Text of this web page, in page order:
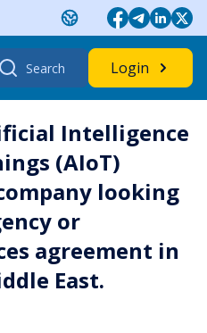
for:
Login
Intelligence
(AIoT)
looking
or
agreement in
East.